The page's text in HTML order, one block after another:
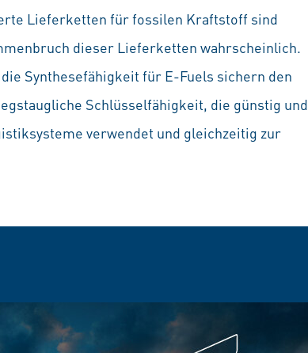
Lieferketten für fossilen Kraftstoff sind
dieser Lieferketten wahrscheinlich.
Synthesefähigkeit für E-Fuels sichern den
Schlüsselfähigkeit, die günstig und
verwendet und gleichzeitig zur